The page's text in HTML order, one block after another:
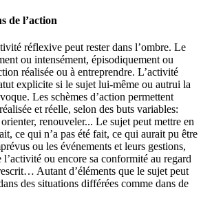
de l’action
réflexive peut rester dans l’ombre. Le
ou intensément, épisodiquement ou
réalisée ou à entreprendre. L’activité
explicite si le sujet lui-même ou autrui la
Les schèmes d’action permettent
et réelle, selon des buts variables:
renouveler... Le sujet peut mettre en
ce qui n’a pas été fait, ce qui aurait pu être
ou les événements et leurs gestions,
l’activité ou encore sa conformité au regard
Autant d’éléments que le sujet peut
des situations différées comme dans de